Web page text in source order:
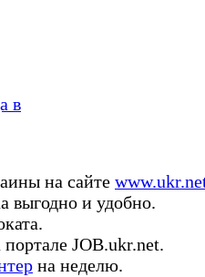
в
на сайте
выгодно и удобно.
портале JOB.ukr.net.
на неделю.